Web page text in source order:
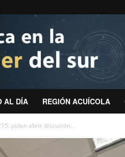
AL DÍA REGIÓN ACUÍCOLA
piden abrir discusión...